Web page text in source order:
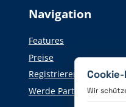
Navigation
Features
Preise
Registrieren
Werde PartnerWir